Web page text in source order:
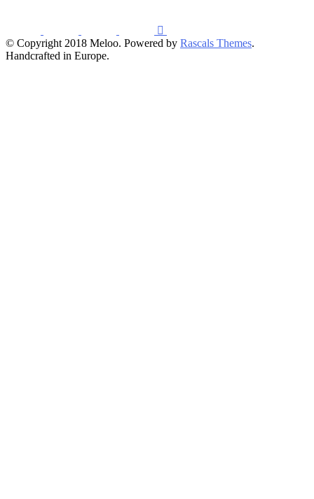
© Copyright 2018 Meloo. Powered by Rascals Themes.
Handcrafted in Europe.